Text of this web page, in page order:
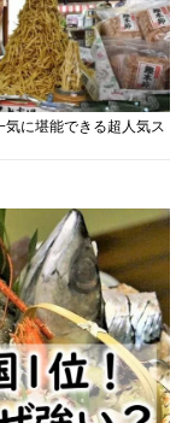
に堪能できる超人気ス